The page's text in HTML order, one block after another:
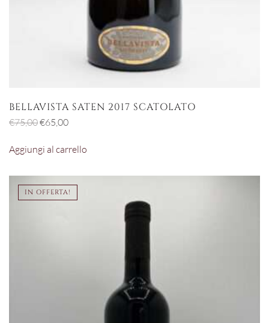
BELLAVISTA SATEN 2017 SCATOLATO
€75,00Il
originale
€75,00.
€65,00Il
attuale
€65,00.
Aggiungi al carrello
IN OFFERTA!